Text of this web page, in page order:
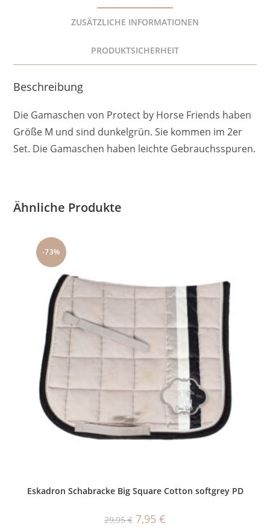
ZUSÄTZLICHE INFORMATIONEN
PRODUKTSICHERHEIT
Beschreibung
Die Gamaschen von Protect by Horse Friends haben
Größe M und sind dunkelgrün. Sie kommen im 2er
Set. Die Gamaschen haben leichte Gebrauchsspuren.
Ähnliche Produkte
-73%
Eskadron Schabracke Big Square Cotton softgrey PD
29,95€ Ursprünglicher
Preis
7,95 €